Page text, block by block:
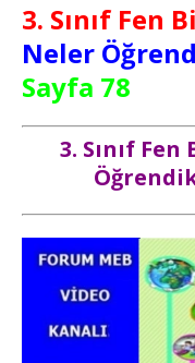
3. Sınıf Fen
Neler
Sayfa 78
3. Sınıf